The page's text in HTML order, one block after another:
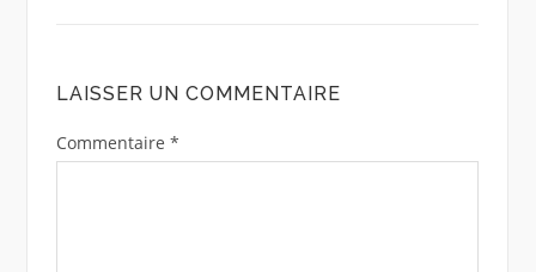
LAISSER UN COMMENTAIRE
Commentaire *